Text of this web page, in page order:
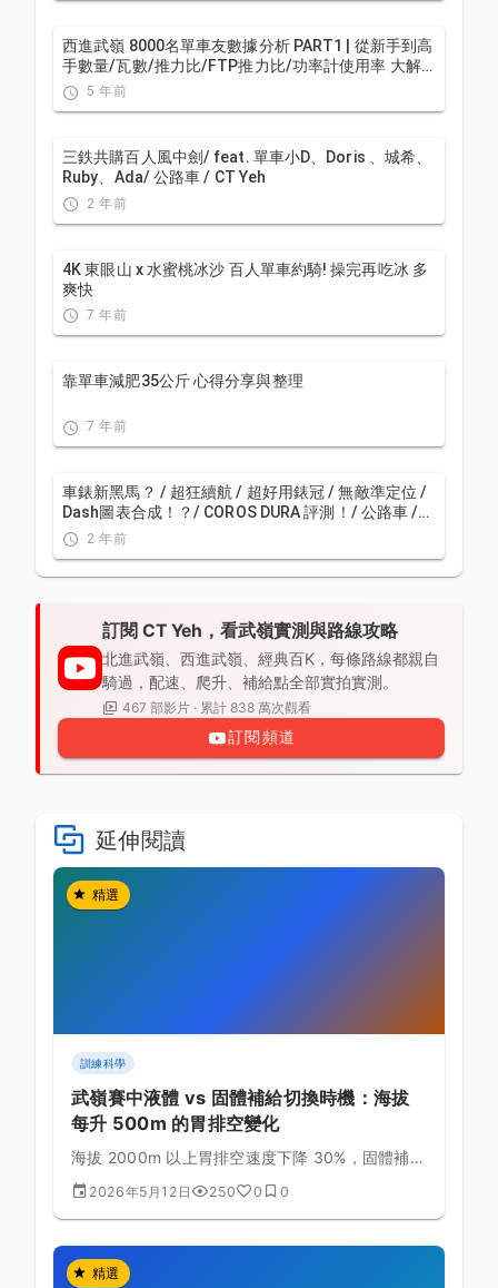
西進武嶺 8000名單車友數據分析 PART1 | 從新手到高
手數量/瓦數/推力比/FTP推力比/功率計使用率 大解
析 | 公路車 | CTYeh
5 年前
三鉄共購百人風中劍/ feat. 單車小D、Doris 、城希、
Ruby、Ada/ 公路車 / CT Yeh
2 年前
4K 東眼山 x 水蜜桃冰沙 百人單車約騎! 操完再吃冰 多
爽快
7 年前
靠單車減肥35公斤 心得分享與整理
7 年前
車錶新黑馬？ / 超狂續航 / 超好用錶冠 / 無敵準定位 /
Dash圖表合成！？/ COROS DURA 評測！/ 公路車 /
CT Yeh
2 年前
訂閱 CT Yeh，看武嶺實測與路線攻略
北進武嶺、西進武嶺、經典百K，每條路線都親自
騎過，配速、爬升、補給點全部實拍實測。
467 部影片 · 累計 838 萬次觀看
訂閱頻道
延伸閱讀
精選
訓練科學
武嶺賽中液體 vs 固體補給切換時機：海拔
每升 500m 的胃排空變化
海拔 2000m 以上胃排空速度下降 30%，固體補給
易引起腹脹。掌握液體與固體的切換時機，避免後
段噁心與停車嘔吐的慘劇。
2026年5月12日 250 0 0
精選